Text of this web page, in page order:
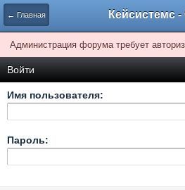
← Главная
Администрация форума требует
Войти
Имя пользователя:
Пароль: